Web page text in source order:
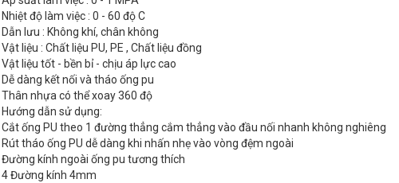
Nhiệt độ làm việc : 0 - 60 độ C
Dẫn lưu : Không khí, chân không
Vật liệu : Chất liệu PU, PE , Chất liệu đồng
Vật liệu tốt - bền bỉ - chịu áp lực cao
Dễ dàng kết nối và tháo ống pu
Thân nhựa có thể xoay 360 độ
Hướng dẫn sử dụng:
Cắt ống PU theo 1 đường thẳng cắm thẳng vào đầu nối nhanh không nghiêng
Rút tháo ống PU dễ dàng khi nhấn nhẹ vào vòng đệm ngoài
Đường kính ngoài ống pu tương thích
4 Đường kính 4mm